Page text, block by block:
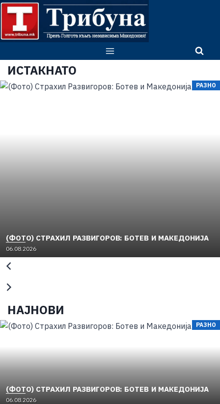
ИСТАКНАТО
РАЗНО
(ФОТО) СТРАХИЛ РАЗВИГОРОВ: БОТЕВ И МАКЕДОНИЈА
06.08.2026
НАЈНОВИ
РАЗНО
(ФОТО) СТРАХИЛ РАЗВИГОРОВ: БОТЕВ И МАКЕДОНИЈА
06.08.2026